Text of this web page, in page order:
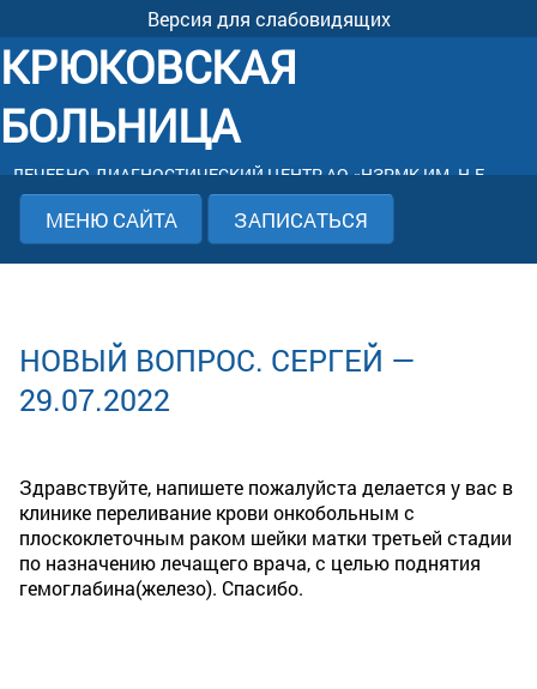
Версия для слабовидящих
КРЮКОВСКАЯ
БОЛЬНИЦА
ЛЕЧЕБНО-ДИАГНОСТИЧЕСКИЙ ЦЕНТР АО «НЗРМК ИМ. Н.Е.
КРЮКОВА»
МЕНЮ САЙТА ЗАПИСАТЬСЯ
НОВЫЙ ВОПРОС. СЕРГЕЙ —
29.07.2022
Здравствуйте, напишете пожалуйста делается у вас в
клинике переливание крови онкобольным с
плоскоклеточным раком шейки матки третьей стадии
по назначению лечащего врача, с целью поднятия
гемоглабина(железо). Спасибо.